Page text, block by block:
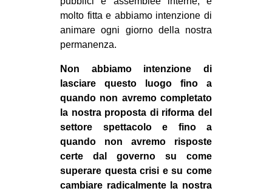
molto fitta e abbiamo intenzione di
animare ogni giorno della nostra
permanenza.
Non abbiamo intenzione di
lasciare questo luogo fino a
quando non avremo completato
la nostra proposta di riforma del
settore spettacolo e fino a
quando non avremo risposte
certe dal governo su come
superare questa crisi e su come
cambiare radicalmente la nostra